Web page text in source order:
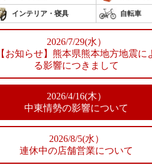
インテリア・寝具 自転車
2026/7/29(水）
【お知らせ】熊本県熊本地方地震に
る影響につきまして
2026/4/16(木）
中東情勢の影響について
2026/8/5(水）
連休中の店舗営業について